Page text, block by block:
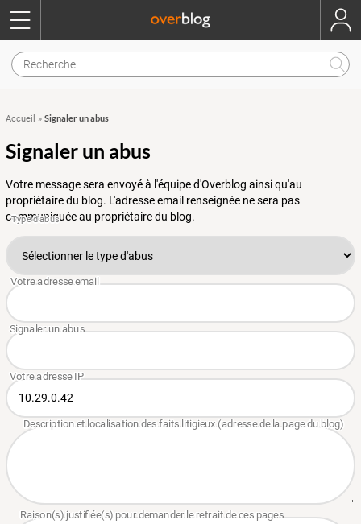
Accueil » Signaler un abus
Signaler un abus
Votre message sera envoyé à l'équipe d'Overblog ainsi qu'au
propriétaire du blog. L'adresse email renseignée ne sera pas
communiquée au propriétaire du blog.